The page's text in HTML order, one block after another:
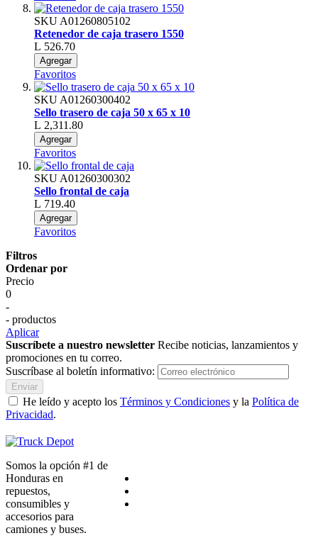
SKU A01260805102
Retenedor de caja trasero 1550
L 526.70
Agregar
Favoritos
SKU A01260300402
Sello trasero de caja 50 x 65 x 10
L 2,311.80
Agregar
Favoritos
SKU A01260300302
Sello frontal de caja
L 719.40
Agregar
Favoritos
Filtros
Ordenar por
Precio
0
-
- productos
Aplicar
Suscríbete a nuestro newsletter Recibe noticias, lanzamientos y
promociones en tu correo.
Suscríbase al boletín informativo:
Enviar
He leído y acepto los Términos y Condiciones y la Política de
Privacidad.
Somos la opción #1 de
Honduras en
repuestos,
consumibles y
accesorios para
camiones y buses.